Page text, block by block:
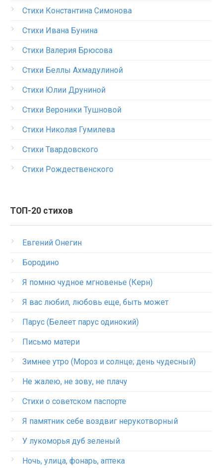
Стихи Константина Симонова
Стихи Ивана Бунина
Стихи Валерия Брюсова
Стихи Беллы Ахмадулиной
Стихи Юлии Друниной
Стихи Вероники Тушновой
Стихи Николая Гумилева
Стихи Твардовского
Стихи Рождественского
ТОП-20 стихов
Евгений Онегин
Бородино
Я помню чудное мгновенье (Керн)
Я вас любил, любовь еще, быть может
Парус (Белеет парус одинокий)
Письмо матери
Зимнее утро (Мороз и солнце; день чудесный)
Не жалею, не зову, не плачу
Стихи о советском паспорте
Я памятник себе воздвиг нерукотворный
У лукоморья дуб зеленый
Ночь, улица, фонарь, аптека